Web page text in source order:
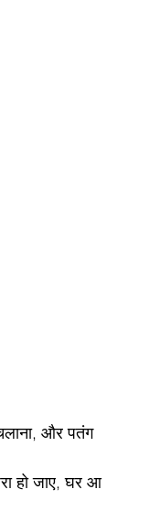
और पतंग
हो जाए, घर आ